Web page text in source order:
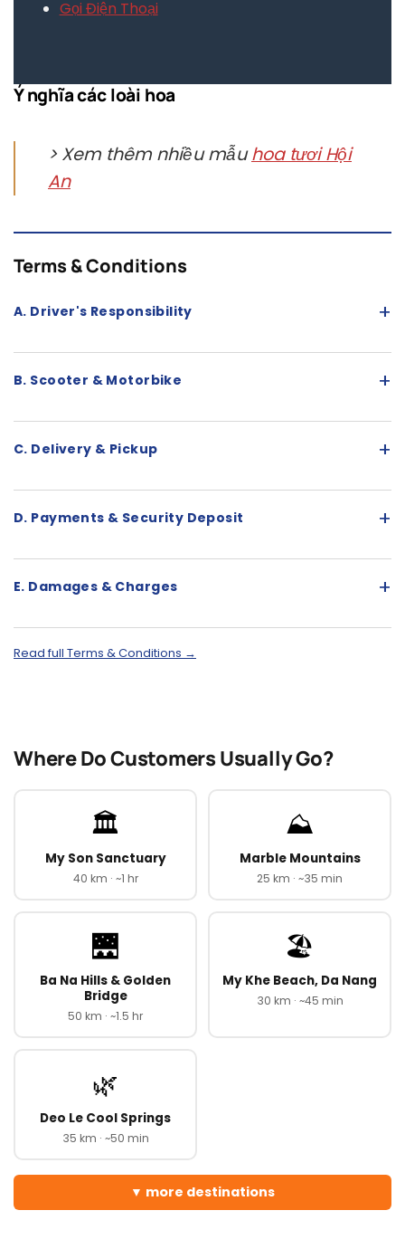
Gọi Điện Thoại
Ý nghĩa các loài hoa
> Xem thêm nhiều mẫuhoa tươi Hội
An
Terms & Conditions
A. Driver's Responsibility +
B. Scooter & Motorbike +
C. Delivery & Pickup +
D. Payments & Security Deposit +
E. Damages & Charges +
Read full Terms & Conditions →
Where Do Customers Usually Go?
🏛️
My Son Sanctuary
40 km · ~1 hr
⛰️
Marble Mountains
25 km · ~35 min
🌉
Ba Na Hills & Golden
Bridge
50 km · ~1.5 hr
🏖️
My Khe Beach, Da Nang
30 km · ~45 min
🌿
Deo Le Cool Springs
35 km · ~50 min
more destinations